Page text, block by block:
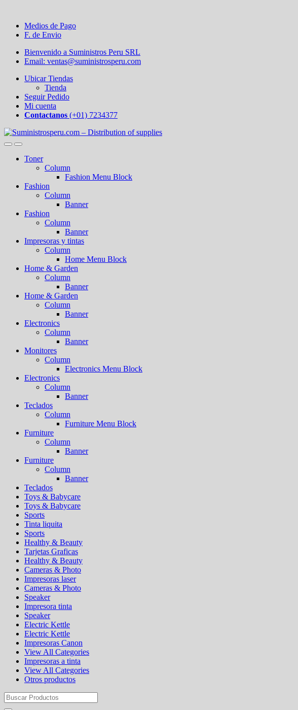
Medios de Pago
F. de Envio
Bienvenido a Suministros Peru SRL
Email: ventas@suministrosperu.com
Ubicar Tiendas
Tienda
Seguir Pedido
Mi cuenta
Contactanos (+01) 7234377
Toner
Column
Fashion Menu Block
Fashion
Column
Banner
Fashion
Column
Banner
Impresoras y tintas
Column
Home Menu Block
Home & Garden
Column
Banner
Home & Garden
Column
Banner
Electronics
Column
Banner
Monitores
Column
Electronics Menu Block
Electronics
Column
Banner
Teclados
Column
Furniture Menu Block
Furniture
Column
Banner
Furniture
Column
Banner
Teclados
Toys & Babycare
Toys & Babycare
Sports
Tinta liquita
Sports
Healthy & Beauty
Tarjetas Graficas
Healthy & Beauty
Cameras & Photo
Impresoras laser
Cameras & Photo
Speaker
Impresora tinta
Speaker
Electric Kettle
Electric Kettle
Impresoras Canon
View All Categories
Impresoras a tinta
View All Categories
Otros productos
Search
for: